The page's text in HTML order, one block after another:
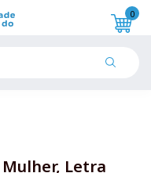
0
Letra